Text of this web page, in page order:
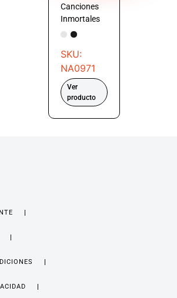
Canciones
Inmortales
SKU:
NA0971
Ver
producto